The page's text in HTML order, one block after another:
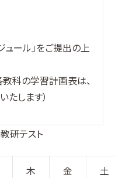
ール」をご提出の上
教科の学習計画表は、
します）
研テスト
木 金 土